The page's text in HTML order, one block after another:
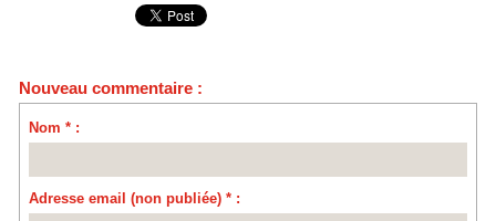
Nouveau commentaire :
Nom * :
Adresse email (non publiée) * :